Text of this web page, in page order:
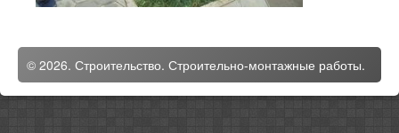
© 2026. Строительство. Строительно-монтажные работы.